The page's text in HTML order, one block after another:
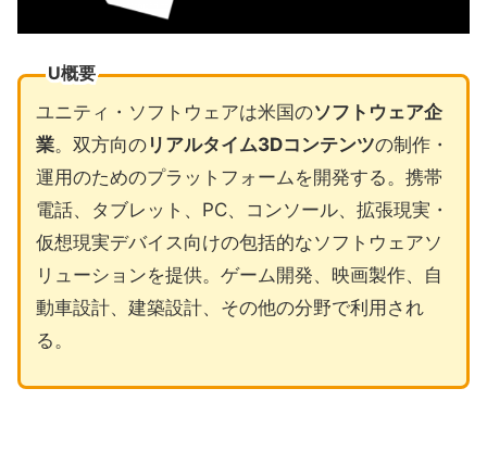
U概要
ユニティ・ソフトウェアは米国のソフトウェア企
業。双方向のリアルタイム3Dコンテンツの制作・
運用のためのプラットフォームを開発する。携帯
電話、タブレット、PC、コンソール、拡張現実・
仮想現実デバイス向けの包括的なソフトウェアソ
リューションを提供。ゲーム開発、映画製作、自
動車設計、建築設計、その他の分野で利用され
る。